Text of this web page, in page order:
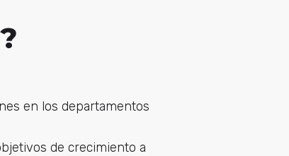
en los departamentos
de crecimiento a